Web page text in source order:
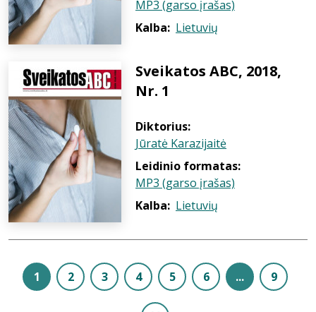
MP3 (garso įrašas)
Kalba: Lietuvių
Sveikatos ABC, 2018,
Nr. 1
Diktorius:
Jūratė Karazijaitė
Leidinio formatas:
MP3 (garso įrašas)
Kalba: Lietuvių
1 2 3 4 5 6 ... 9